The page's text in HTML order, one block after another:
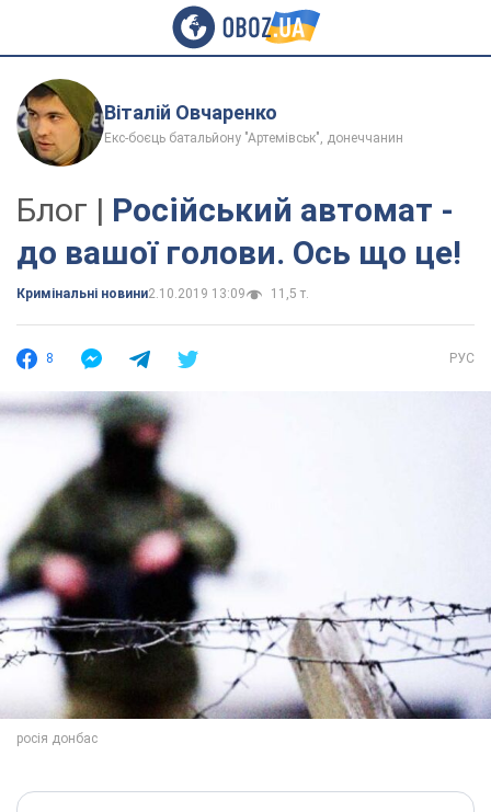
Віталій Овчаренко
Екс-боєць батальйону "Артемівськ", донеччанин
Блог | Російський автомат -
до вашої голови. Ось що це!
Кримінальні новини2.10.2019 13:09 11,5 т.
8 РУС